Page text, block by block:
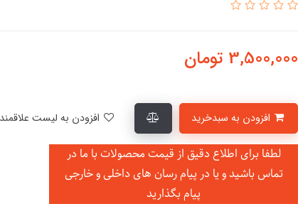
3,500,000 تومان
لطفا برای اطلاع دقیق از قیمت محصولات با ما در
تماس باشید و یا در پیام رسان های داخلی و خارجی
پیام بگذارید